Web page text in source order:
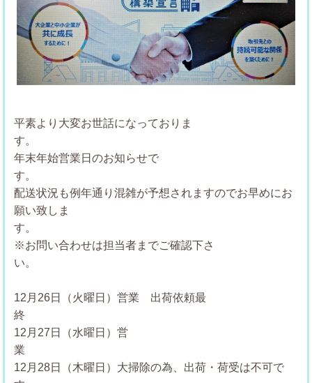
平素より大変お世話になっておりま
年末年始営業日のお知らせで
配送状況も例年通り混雑が予想されますのでお早めにお
願い致しま
※お問い合わせは担当者までご確認下さ
12月26日（火曜日）営業 出荷依頼最
12月27日（水曜日）営
12月28日（木曜日）大掃除の為、出荷・荷受は不可で